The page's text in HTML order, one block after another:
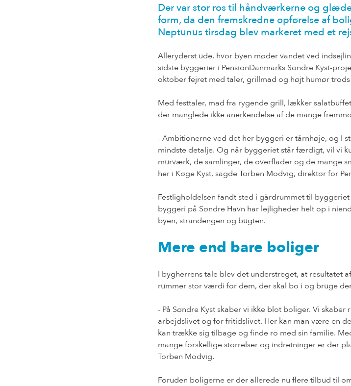
Der var stor ros til håndværkerne og
form, da den fremskredne opførelse af
Neptunus tirsdag blev markeret med et
Alleryderst ude, hvor byen møder vandet ved
sidste byggerier i PensionDanmarks Søndre Kyst-
oktober fejret med taler, grillmad og højt humør
Med festtaler, mad fra rygende grill, lækker
der manglede ikke anerkendelse af de mange
- Ambitionerne ved det her byggeri er tårnhøje, og I
mindste detalje. Og når byggeriet står færdigt, vil vi
murværk, de samlinger, de overflader og de mange
her i Køge Kyst, sagde Torben Modvig, direktør for
Festligholdelsen fandt sted i gårdrummet til
byggeri på Søndre Havn har lejligheder helt op i
byen, strandengen og bugten.
Mere end bare boliger
I bygherrens tale blev det understreget, at resultatet
rummer stor værdi for dem, der skal bo i og bruge
- På Søndre Kyst skaber vi ikke blot boliger. Vi
arbejdslivet og for fritidslivet. Her kan man være en
kan trække sig tilbage og finde ro med sin familie.
mange forskellige størrelser og indretninger er der
Torben Modvig.
Foruden boligerne er der allerede nu flere tilbud til